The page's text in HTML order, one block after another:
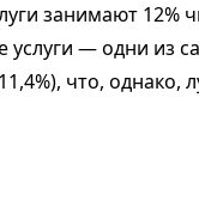
занимают 12%
услуги — одни из
что, однако,